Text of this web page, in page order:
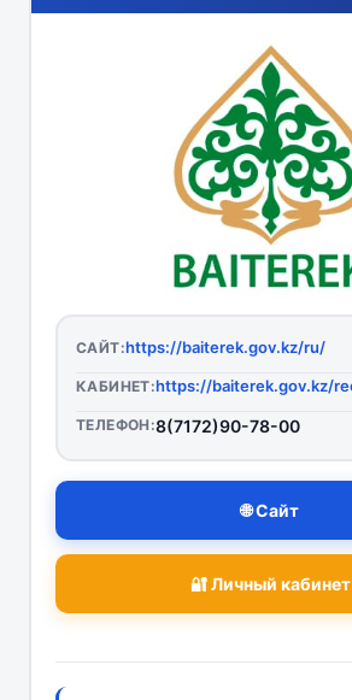
САЙТ:https://baiterek.gov.kz/ru/
КАБИНЕТ:
ТЕЛЕФОН:8(7172)90-78-00
🌐 Сайт
🔐 Личный кабинет